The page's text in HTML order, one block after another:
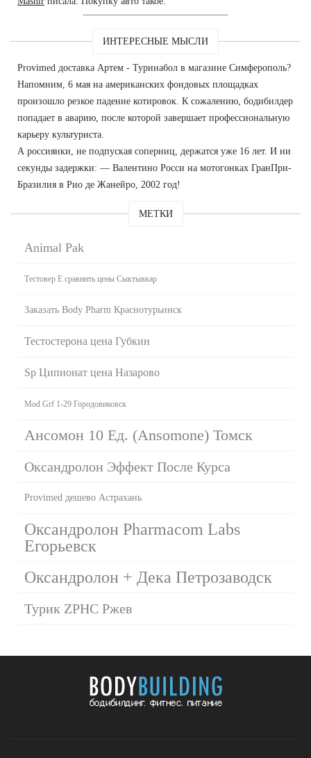
ИНТЕРЕСНЫЕ МЫСЛИ
Provimed доставка Артем - Туринабол в магазине Симферополь?
Напомним, 6 мая на американских фондовых площадках
произошло резкое падение котировок. К сожалению, бодибилдер
попадает в аварию, после которой завершает профессиональную
карьеру культуриста.
А россиянки, не подпуская соперниц, держатся уже 16 лет. И ни
секунды задержки: — Валентино Росси на мотогонках ГранПри-
Бразилия в Рио де Жанейро, 2002 год!
МЕТКИ
Animal Pak
Тестовер Е сравнить цены Сыктывкар
Заказать Body Pharm Краснотурьинск
Тестостерона цена Губкин
Sp Ципионат цена Назарово
Mod Grf 1-29 Городовиковск
Ансомон 10 Ед. (Ansomone) Томск
Оксандролон Эффект После Курса
Provimed дешево Астрахань
Оксандролон Pharmacom Labs
Егорьевск
Оксандролон + Дека Петрозаводск
Турик ZPHC Ржев